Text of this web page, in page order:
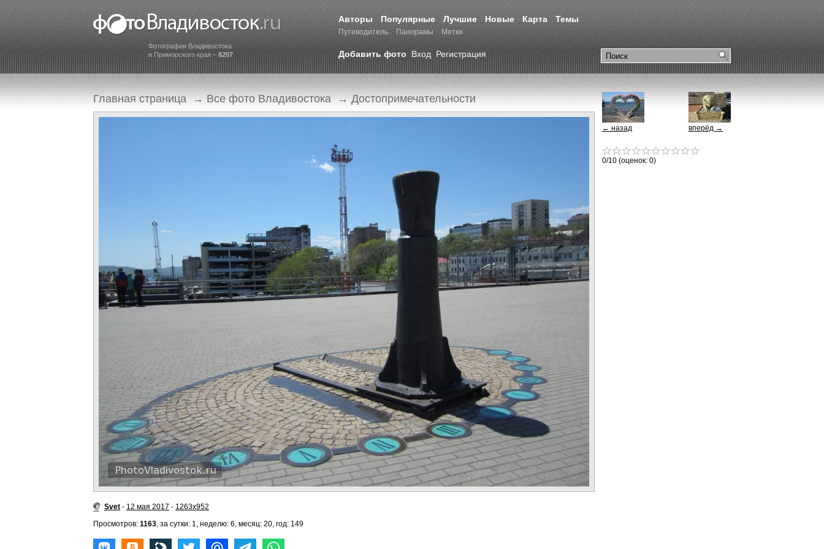
Фотографии Владивостока
и Приморского края – 8207
Авторы Популярные Лучшие Новые Карта Темы
Путеводитель Панорамы Метки
Добавить фото Вход Регистрация
Главная страница → Все фото Владивостока → Достопримечательности
Svet - 12 мая 2017 - 1263x952
Просмотров: 1163, за сутки: 1, неделю: 6, месяц: 20, год: 149
вперёд →
← назад
0/10 (оценок: 0)